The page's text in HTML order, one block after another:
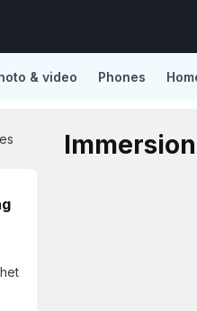
& video Phones
eCom No distractions